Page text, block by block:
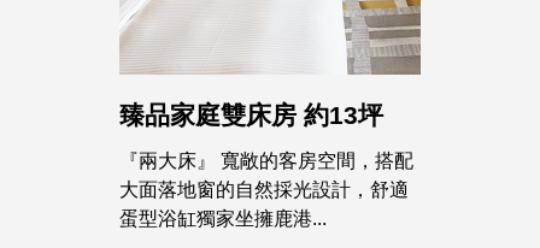
臻品家庭雙床房 約13坪
『兩大床』 寬敞的客房空間，搭配
大面落地窗的自然採光設計，舒適
蛋型浴缸獨家坐擁鹿港...